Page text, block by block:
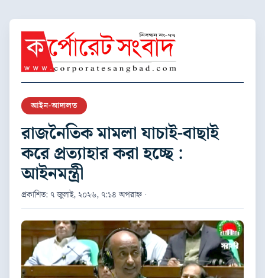
আইন-আদালত
রাজনৈতিক মামলা যাচাই-বাছাই
করে প্রত্যাহার করা হচ্ছে :
আইনমন্ত্রী
প্রকাশিত: ৭ জুলাই, ২০২৬, ৭:১৪ অপরাহ্ন ·